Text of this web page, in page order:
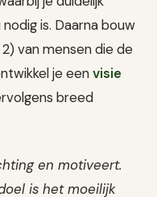
is. Daarna bouw
van mensen die de
je eenvisie
breed
en motiveert.
is het moeilijk